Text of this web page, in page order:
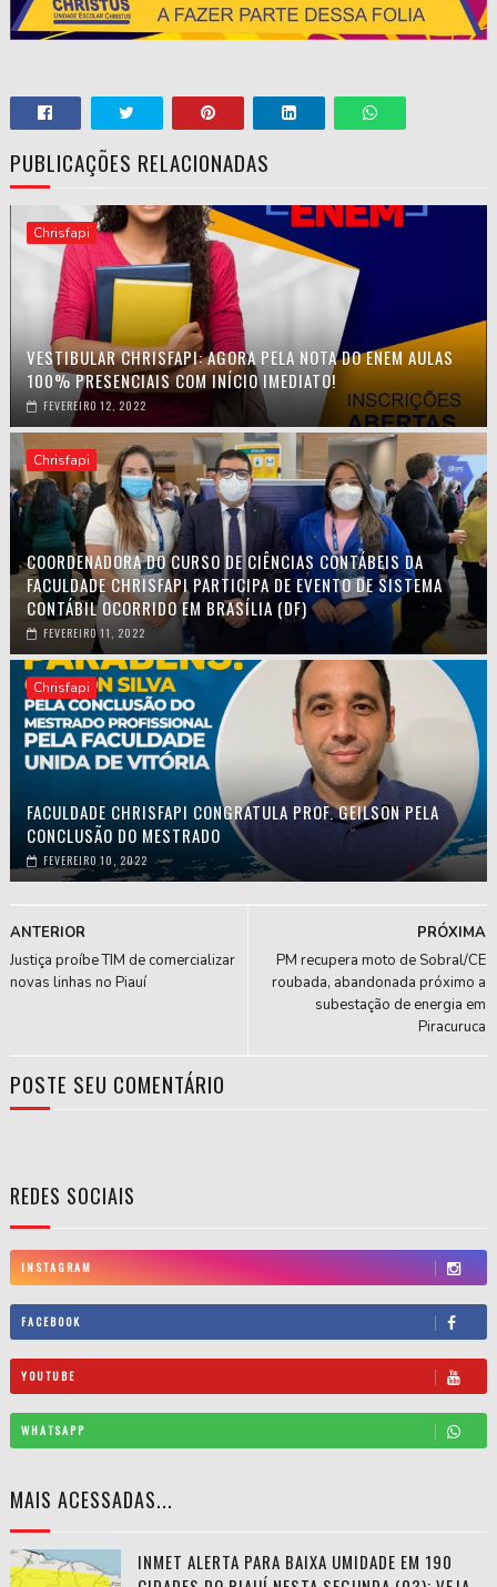
PUBLICAÇÕES RELACIONADAS
Chrisfapi
VESTIBULAR CHRISFAPI: AGORA PELA NOTA DO ENEM AULAS
100% PRESENCIAIS COM INÍCIO IMEDIATO!
FEVEREIRO 12, 2022
Chrisfapi
COORDENADORA DO CURSO DE CIÊNCIAS CONTÁBEIS DA
FACULDADE CHRISFAPI PARTICIPA DE EVENTO DE SISTEMA
CONTÁBIL OCORRIDO EM BRASÍLIA (DF)
FEVEREIRO 11, 2022
Chrisfapi
FACULDADE CHRISFAPI CONGRATULA PROF. GEILSON PELA
CONCLUSÃO DO MESTRADO
FEVEREIRO 10, 2022
PRÓXIMA
PM recupera moto de Sobral/CE
roubada, abandonada próximo a
subestação de energia em
Piracuruca
ANTERIOR
Justiça proíbe TIM de comercializar
novas linhas no Piauí
POSTE SEU COMENTÁRIO
REDES SOCIAIS
INSTAGRAM
FACEBOOK
YOUTUBE
WHATSAPP
MAIS ACESSADAS...
INMET ALERTA PARA BAIXA UMIDADE EM 190